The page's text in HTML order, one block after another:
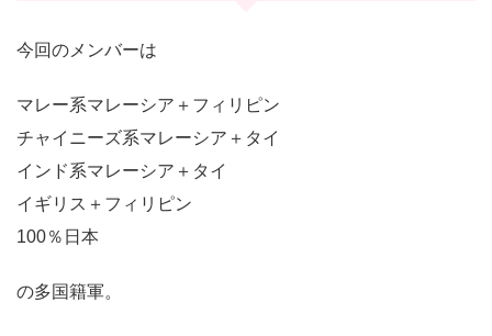
今回のメンバーは
マレー系マレーシア＋フィリピン
チャイニーズ系マレーシア＋タイ
インド系マレーシア＋タイ
イギリス＋フィリピン
100％日本
の多国籍軍。